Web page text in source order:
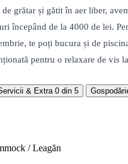
grătar și gătit în aer liber,
începând de la 4000 de lei.
te poți bucura și de
pentru o relaxare de vis
& Extra 0 din 5
/ Leagăn